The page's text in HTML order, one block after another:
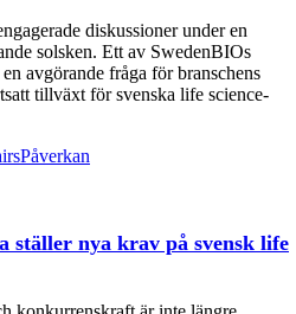
diskussioner under en
solsken. Ett av SwedenBIOs
avgörande fråga för branschens
tillväxt för svenska life science-
Påverkan
ställer nya krav på svensk life